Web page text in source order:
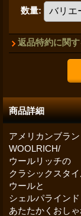
数量:
返品特約に関
商品詳細
アメリカンブラン
WOOLRICH/
ウールリッチの
クラシックスタ
ウールと
シェルパライン
あたたかくおし